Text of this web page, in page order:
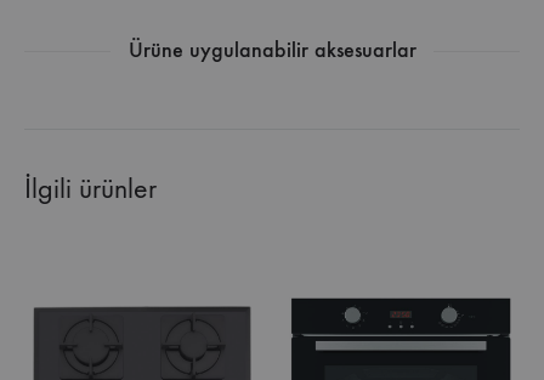
Ürüne uygulanabilir aksesuarlar
İlgili ürünler